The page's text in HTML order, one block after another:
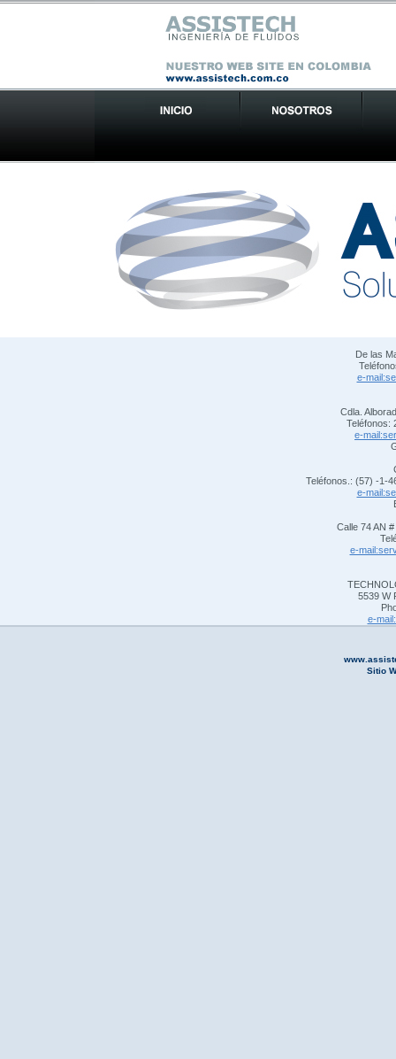
De las
e-
Cdla.
Teléfonos:
e-
Teléfonos.: (57) -1-
e-
Calle 74 AN
e-
5539 W
e-
Sitio